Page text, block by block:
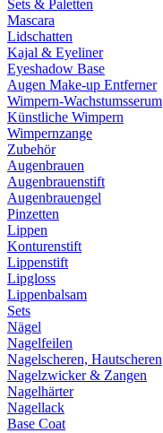
Sets & Paletten
Mascara
Lidschatten
Kajal & Eyeliner
Eyeshadow Base
Augen Make-up Entferner
Wimpern-Wachstumsserum
Künstliche Wimpern
Wimpernzange
Zubehör
Augenbrauen
Augenbrauenstift
Augenbrauengel
Pinzetten
Lippen
Konturenstift
Lippenstift
Lipgloss
Lippenbalsam
Sets
Nägel
Nagelfeilen
Nagelscheren, Hautscheren
Nagelzwicker & Zangen
Nagelhärter
Nagellack
Base Coat